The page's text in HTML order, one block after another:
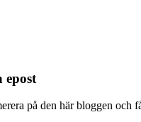
epost
på den här bloggen och